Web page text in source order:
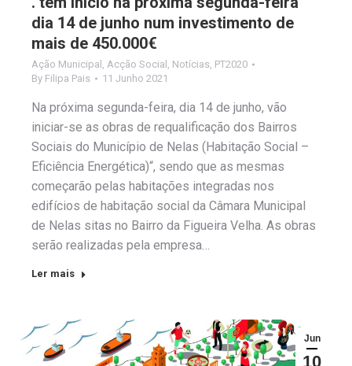
dia 14 de junho num investimento de
mais de 450.000€
Ação Municipal , Acção Social , Notícias, PT2020
By Filipa Pais 11 Junho 2021
Na próxima segunda-feira, dia 14 de junho, vão
iniciar-se as obras de requalificação dos Bairros
Sociais do Município de Nelas (Habitação Social –
Eficiência Energética)“, sendo que as mesmas
começarão pelas habitações integradas nos
edifícios de habitação social da Câmara Municipal
de Nelas sitas no Bairro da Figueira Velha. As obras
serão realizadas pela empresa…
Ler mais
Jun
10